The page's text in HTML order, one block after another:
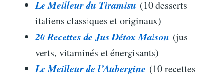
Le Meilleur du Tiramisu (10 desserts
italiens classiques et originaux)
20 Recettes de Jus Détox Maison (jus
verts, vitaminés et énergisants)
Le Meilleur de l’Aubergine (10 recettes